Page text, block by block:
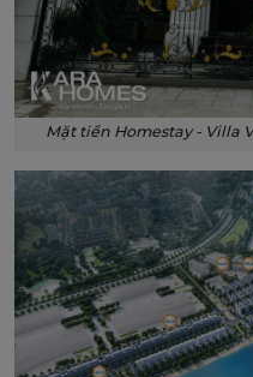
Mặt tiền Homestay - Villa